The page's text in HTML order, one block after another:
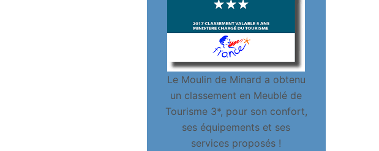
Le Moulin de Minard a obtenu
un classement en Meublé de
Tourisme 3*, pour son confort,
ses équipements et ses
services proposés !